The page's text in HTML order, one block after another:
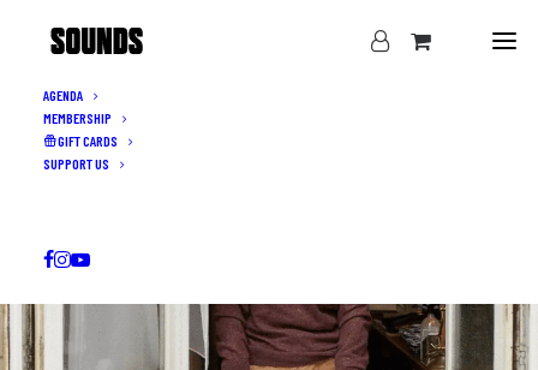
AGENDA
MEMBERSHIP
GIFT CARDS
SUPPORT US